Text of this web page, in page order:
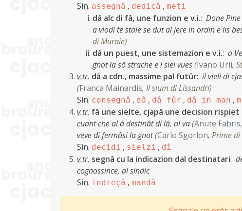
Sin. assegnâ , dedicâ , meti
dâ alc di fâ, une funzion e v.i.: Done
a viodi te stale se dut al jere in ordin e lis
di Muraie)
dâ un puest, une sistemazion e v.i.: a
gnot la sô strache e i siei vues(Ivano Urli,
v.tr. dâ a cdn., massime pal futûr: il vieli di
(Franca Mainardis, Il sium di Lissandri)
Sin. consegnâ , dâ , dâ fûr , dâ in man ,
v.tr. fâ une sielte, cjapâ une decision rispiet
cuant che al à destinât di lâ, al va(Anute Fabris
veve di fermâsi la gnot(Carlo Sgorlon, Prime di
Sin. decidi , sielzi , dî
v.tr. segnâ cu la indicazion dal destinatari:
cognossince, al sindic
Sin. indreçâ , mandâ